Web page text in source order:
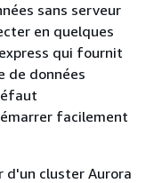
sans serveur
en quelques
qui fournit
de données
facilement
d'un cluster Aurora